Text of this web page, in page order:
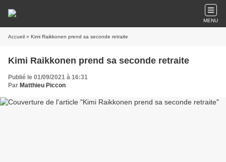
MENU
Accueil » Kimi Raikkonen prend sa seconde retraite
Kimi Raikkonen prend sa seconde retraite
Publié le 01/09/2021 à 16:31
Par Matthieu Piccon